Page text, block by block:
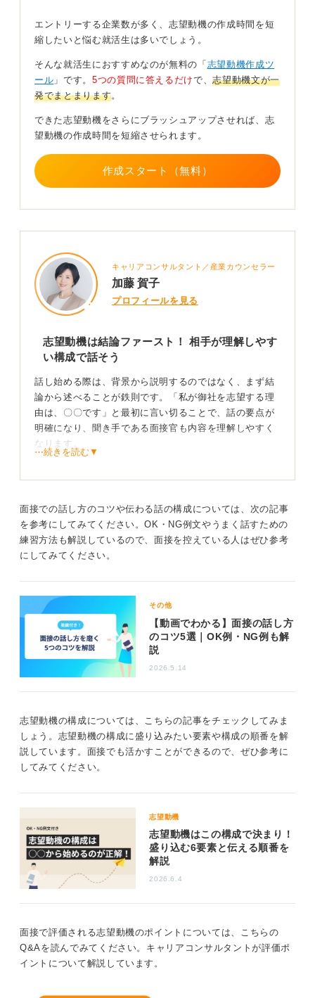
慣れよう
面接で緊張してしまうのは当然のことです。
事前にこの構成で話す練習を重ねるとともに、深呼吸を
するなど自分なりのリラックス方法を見つけておくと、
自信を持って話し始められるようになるでしょう。
0
エントリーする企業数が多く、志望動機の作成時間を短
縮したいと悩む就活生は多いでしょう。
そんな就活生におすすめなのが無料の「 志望動機作成ツ
ール 」です。 5つの質問に答えるだけで、志望動機文が一
発でまとまります。
できた志望動機をさらにブラッシュアップさせれば、志
望動機の作成時間を短縮させられます。
作成スタート（無料）
キャリアコンサルタント／産業カウンセラー
加藤 賀子
プロフィールを見る
志望動機は結論ファースト！ 相手が理解しやす
い構成で話そう
話し始める際は、背景から説明するのではなく、まず結
論から述べることが鉄則です。「私が御社を志望する理
由は、〇〇です」と最初に言い切ることで、話の要点が
明確になり、聞き手である面接官も内容を理解しやすく
なります。
ェスチャーなどを無理に意識すると、かえって話す内容
することが重要です。
結論の後に背景説明！ 起承転結の型で伝えよう
あれもこれもと付け加えて話しているうちに、自分でも
何が言いたいのかわからなくなってしまうことがありま
す。
最初に結論を述べ、そのあとに「なぜなら……」と理由
や背景を、起承転結で説明していく構成を心掛けましょ
う。この話し方を実践するだけで、話が整理され、伝え
0
⋯続きを読む▼
面接での話し方のコツや伝わる話の構成については、次の記事
を参考にしてみてください。OK・NG例文やうまく話すための
練習方法も解説しているので、面接を控えている人はぜひ参考
にしてみてください。
その他
【動画でわかる】面接の話し方
のコツ5選｜OK例・NG例も解
説
2026.5.14
志望動機の構成については、こちらの記事をチェックしてみま
しょう。志望動機の構成に盛り込みたい要素や構成の順番を解
説しています。面接でも活かすことができるので、ぜひ参考に
してみてください。
志望動機
志望動機はこの構成で決まり！
盛り込む6要素と伝える順番を
解説
2026.6.4
面接で評価される志望動機のポイントについては、こちらの
Q&Aを読んでみてください。キャリアコンサルタントが評価ポ
イントについて解説しています。